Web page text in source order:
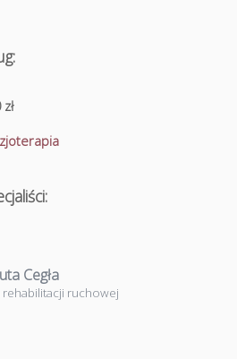
Cegła
rehabilitacji ruchowej